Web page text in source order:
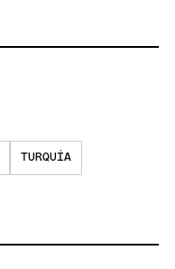
TURQUÍA